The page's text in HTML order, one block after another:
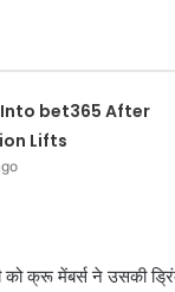
bet365 After
Lifts
क्रू मेंबर्स ने उसकी